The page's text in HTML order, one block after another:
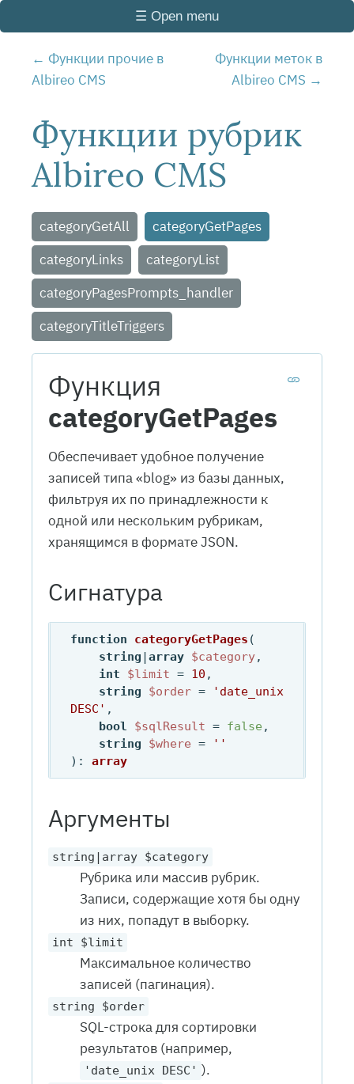
☰ Open menu
Функции прочие в
Albireo CMS
Функции меток в
Albireo CMS
Функции рубрик
Albireo CMS
categoryGetAll
categoryGetPages
categoryLinks
categoryList
categoryPagesPrompts_handler
categoryTitleTriggers
Функция
categoryGetPages
Обеспечивает удобное получение
записей типа «blog» из базы данных,
фильтруя их по принадлежности к
одной или нескольким рубрикам,
хранящимся в формате JSON.
Сигнатура
function categoryGetPages (
string array $category,
int
$limit = 10 ,
string
$order =
'date_unix
DESC' ,
bool
$sqlResult = false ,
string
$where =
''
): array
Аргументы
string|array $category
Рубрика или массив рубрик.
Записи, содержащие хотя бы одну
из них, попадут в выборку.
int $limit
Максимальное количество
записей (пагинация).
string $order
SQL-строка для сортировки
результатов (например,
'date_unix DESC' ).